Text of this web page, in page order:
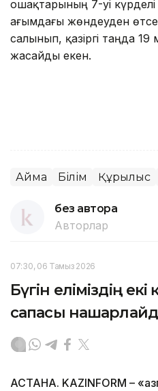
ошақтарының 7-уі
ағымдағы жөндеуден
салынып, қазіргі таңда
жасайды екен.
Аймақ Білім Құрылыс
без автора
Авторлар
07:30, 06 Тамыз 2026
Бүгін еліміздің
сапасы
АСТАНА. KAZINFORM –